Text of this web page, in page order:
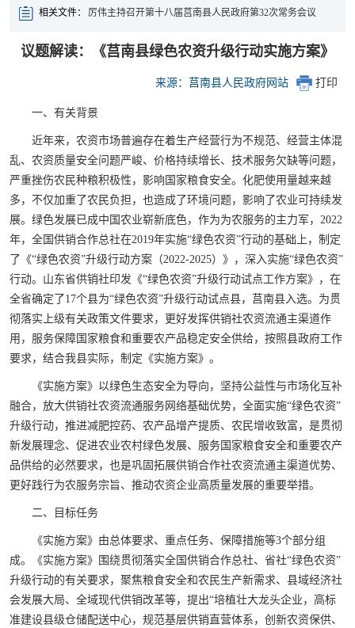
相关文件： 厉伟主持召开第十八届莒南县人民政府第32次常务会议
议题解读：《莒南县绿色农资升级行动实施方案》
来源：莒南县人民政府网站 打印
一、有关背景
近年来，农资市场普遍存在着生产经营行为不规范、经营主体混
乱、农资质量安全问题严峻、价格持续增长、技术服务欠缺等问题，
严重挫伤农民种粮积极性，影响国家粮食安全。化肥使用量越来越
多，不仅加重了农民负担，也造成了环境问题，影响了农业可持续发
展。绿色发展已成中国农业崭新底色，作为为农服务的主力军，2022
年，全国供销合作总社在2019年实施“绿色农资”行动的基础上，制定
了《“绿色农资”升级行动方案（2022-2025）》，深入实施“绿色农资”
行动。山东省供销社印发《“绿色农资”升级行动试点工作方案》，在
全省确定了17个县为“绿色农资”升级行动试点县，莒南县入选。为贯
彻落实上级有关政策文件要求，更好发挥供销社农资流通主渠道作
用，服务保障国家粮食和重要农产品稳定安全供给，按照县政府工作
要求，结合我县实际，制定《实施方案》。
《实施方案》以绿色生态安全为导向，坚持公益性与市场化互补
融合，放大供销社农资流通服务网络基础优势，全面实施“绿色农资”
升级行动，推进减肥控药、农产品增产提质、农民增收致富，是贯彻
新发展理念、促进农业农村绿色发展、服务国家粮食安全和重要农产
品供给的必然要求，也是巩固拓展供销合作社农资流通主渠道优势、
更好践行为农服务宗旨、推动农资企业高质量发展的重要举措。
二、目标任务
《实施方案》由总体要求、重点任务、保障措施等3个部分组
成。《实施方案》围绕贯彻落实全国供销合作总社、省社“绿色农资”
升级行动的有关要求，聚焦粮食安全和农民生产新需求、县域经济社
会发展大局、全域现代供销改革等，提出“培植壮大龙头企业，高标
准建设县级仓储配送中心，规范基层供销直营体系，创新农资保供、